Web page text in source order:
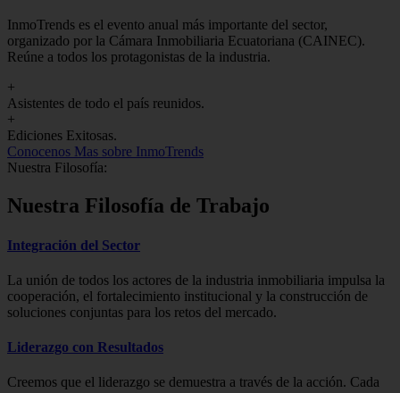
InmoTrends es el evento anual más importante del sector,
organizado por la Cámara Inmobiliaria Ecuatoriana (CAINEC).
Reúne a todos los protagonistas de la industria.
+
Asistentes de todo el país reunidos.
+
Ediciones Exitosas.
Conocenos Mas sobre InmoTrends
Nuestra Filosofía:
Nuestra Filosofía de Trabajo
Integración del Sector
La unión de todos los actores de la industria inmobiliaria impulsa la
cooperación, el fortalecimiento institucional y la construcción de
soluciones conjuntas para los retos del mercado.
Liderazgo con Resultados
Creemos que el liderazgo se demuestra a través de la acción. Cada